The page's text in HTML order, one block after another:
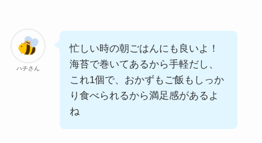
ハチさん
忙しい時の朝ごはんにも良いよ！
海苔で巻いてあるから手軽だし、
これ1個で、おかずもご飯もしっか
り食べられるから満足感があるよ
ね